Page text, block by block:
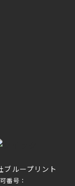
ブループリント
番号：